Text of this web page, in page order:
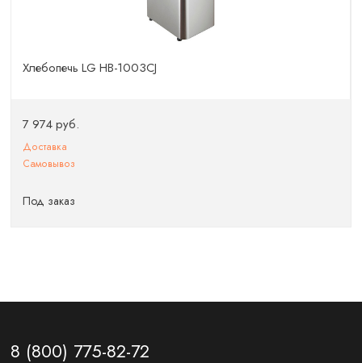
Хлебопечь LG HB-1003CJ
7 974 руб.
Доставка
Самовывоз
Под заказ
8 (800) 775-82-72